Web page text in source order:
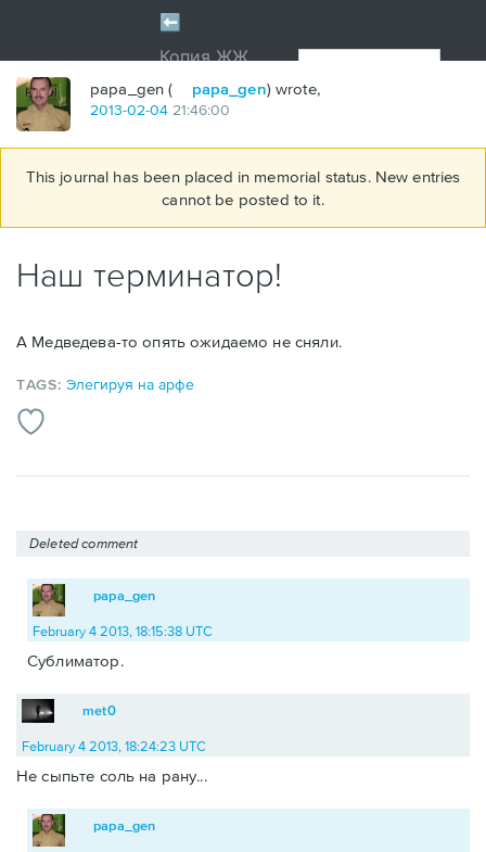
papa_gen ( papa_gen) wrote,
2013-02-04 21:46:00
This journal has been placed in memorial status. New entries
cannot be posted to it.
Наш терминатор!
А Медведева-то опять ожидаемо не сняли.
TAGS:Элегируя на арфе
Deleted comment
papa_gen
February 4 2013, 18:15:38 UTC
Сублиматор.
met0
February 4 2013, 18:24:23 UTC
Не сыпьте соль на рану...
papa_gen